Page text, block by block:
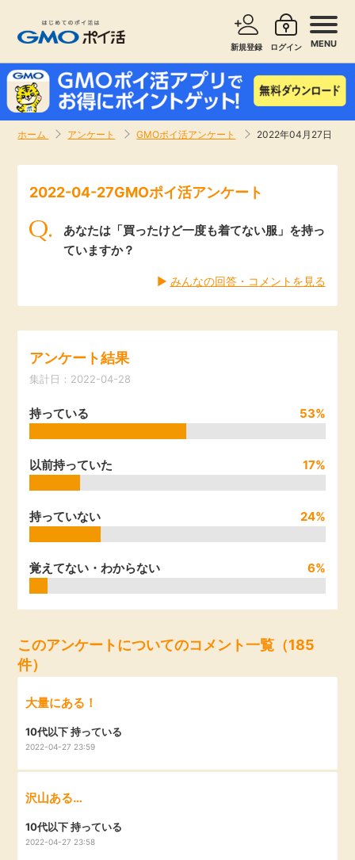
新規登録 ログイン MENU
ホーム アンケート GMOポイ活アンケート 2022年04月27日
新着
高還元
アンケート
ゲーム
ポイ活お得情報
カード比較
毎日ゲット
特集一覧
GMOポイ活の使い方
サービスで探す ショッピングで探す
旅行・レンタカー
エンタメ
暮らし
引っ越し
買取・査定
学び
月額有料サービス
銀行・金融・投資
家計の固定費
2022-04-27GMOポイ活アンケート
あなたは「買ったけど一度も着てない服」を持っ
ていますか？
▶︎ みんなの回答・コメントを見る
アンケート結果
集計日：2022-04-28
持っている 53%
以前持っていた 17%
持っていない 24%
覚えてない・わからない 6%
このアンケートについてのコメント一覧（185
件）
大量にある！
10代以下 持っている
2022-04-27 23:59
沢山ある…
10代以下 持っている
2022-04-27 23:58